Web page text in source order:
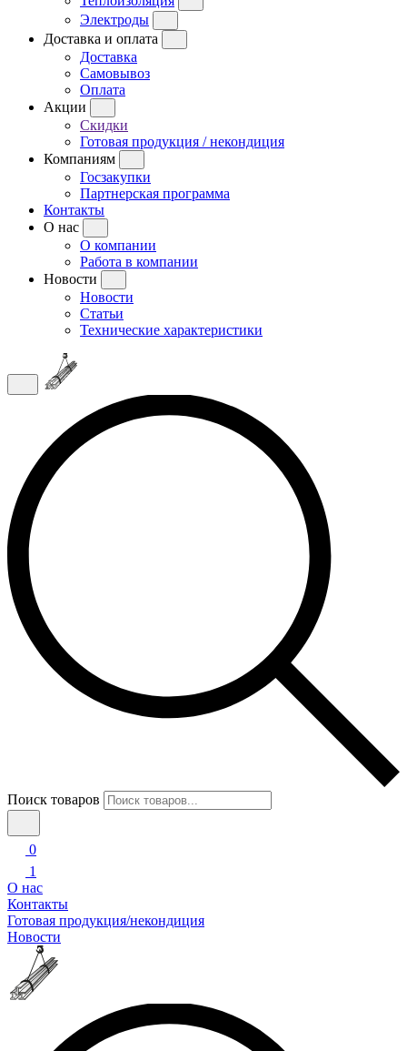
Электроды
Доставка и оплата
Доставка
Самовывоз
Оплата
Акции
Скидки
Готовая продукция / некондиция
Компаниям
Госзакупки
Партнерская программа
Контакты
О нас
О компании
Работа в компании
Новости
Новости
Статьи
Технические характеристики
Поиск товаров
0
1
О нас
Контакты
Готовая продукция/некондиция
Новости